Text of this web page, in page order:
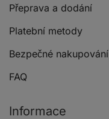
Přeprava a dodání
Platební metody
Bezpečné nakupování
FAQ
Informace